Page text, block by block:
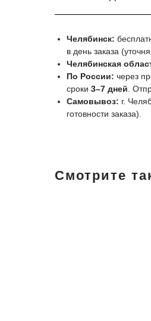
Челябинск:
в день заказа
Челябинская
По России: через
сроки 3–7 дней .
Самовывоз: г.
готовности заказа).
Смотрите